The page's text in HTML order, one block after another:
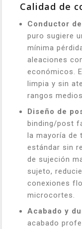
Calidad de
Conductor
puro sugiere
mínima
aleaciones
económicos.
limpia y sin
rangos
Diseño de
binding/post
la mayoría de
estándar sin
de sujeción
sujeto,
conexiones
microcortes.
Acabado y
acabado